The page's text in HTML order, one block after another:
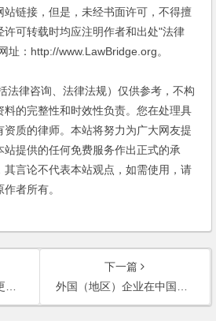
站链接，但是，未经书面许可，不得擅
许可转载时均应注明作者和出处"法律
址：http://www.LawBridge.org。
律咨询、法律法规）仅供参考，不构
料的完整性和时效性负责。您在处理具
质的律师。本站将努力为广大网友提
提供的任何免费服务作出正式的承
其言论不代表本站观点，如需使用，请
者所有。
下一篇
外国（地区）企业在中国境内从事生产经营活动登记管理办法